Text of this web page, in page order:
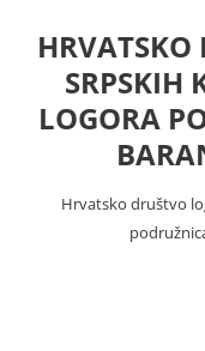
sadržaja
HRVATSKO
SRPSKIH
LOGORA
Hrvatsko društvo